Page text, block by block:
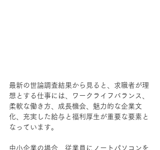
最新の世論調査結果から見ると、求職者が理
想とする仕事には、ワークライフバランス、
柔軟な働き方、成長機会、魅力的な企業文
化、充実した給与と福利厚生が重要な要素と
なっています。
中小企業の場合、従業員にノートパソコンを